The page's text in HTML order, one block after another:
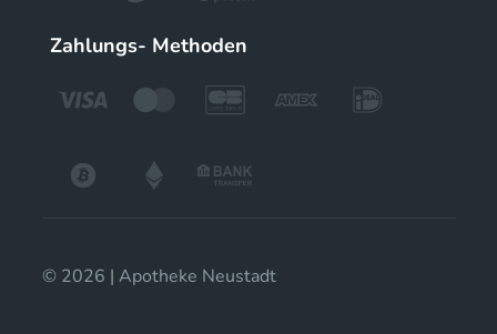
Zahlungs- Methoden
© 2026 | Apotheke Neustadt